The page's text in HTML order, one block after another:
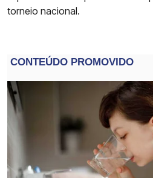
torneio nacional.